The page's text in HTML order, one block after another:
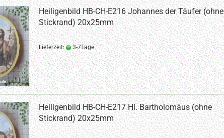
Heiligenbild HB-CH-E216 Johannes der Täufer (ohne
Stickrand) 20x25mm
Lieferzeit: 3-7Tage
Heiligenbild HB-CH-E217 Hl. Bartholomäus (ohne
Stickrand) 20x25mm